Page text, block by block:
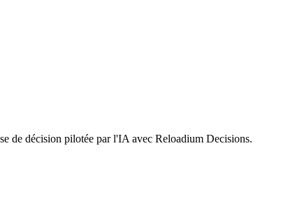
de décision pilotée par l'IA avec Reloadium Decisions.